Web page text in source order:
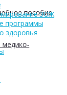
пособие
медико-
ЗОЖ
программы
здоровья